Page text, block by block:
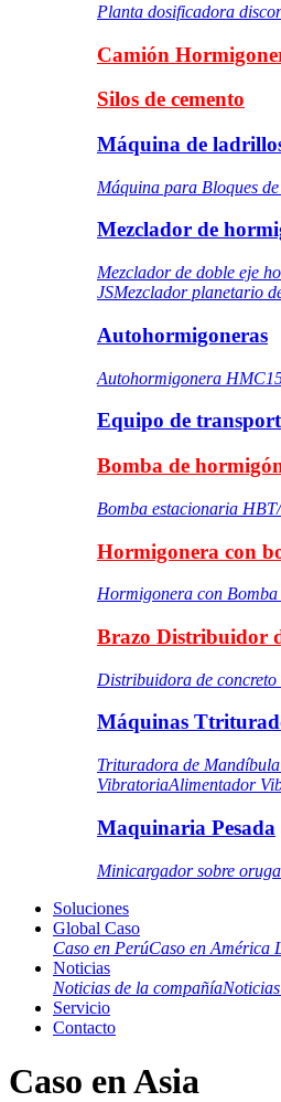
Planta dosificadora
Camión
Silos de cemento
Máquina de
Máquina para Bloques
Mezclador de
Mezclador de doble eje
JSMezclador planetario
Autohormigoneras
Autohormigonera
Equipo de
Bomba de
Bomba estacionaria
Hormigonera con
Hormigonera con Bomba
Brazo Distribuidor
Distribuidora de concreto
Máquinas
Trituradora de Mandíbula
VibratoriaAlimentador
Maquinaria Pesada
Minicargador sobre
Soluciones
Global Caso
Caso en PerúCaso en América
Noticias
Noticias de la compañía
Servicio
Contacto
Caso en Asia